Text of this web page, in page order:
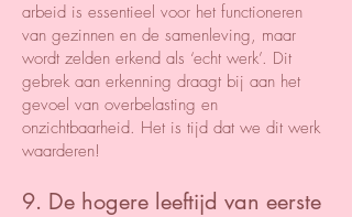
arbeid is essentieel voor het functioneren
van gezinnen en de samenleving, maar
wordt zelden erkend als ‘echt werk’. Dit
gebrek aan erkenning draagt bij aan het
gevoel van overbelasting en
onzichtbaarheid. Het is tijd dat we dit werk
waarderen!
9. De hogere leeftijd van eerste